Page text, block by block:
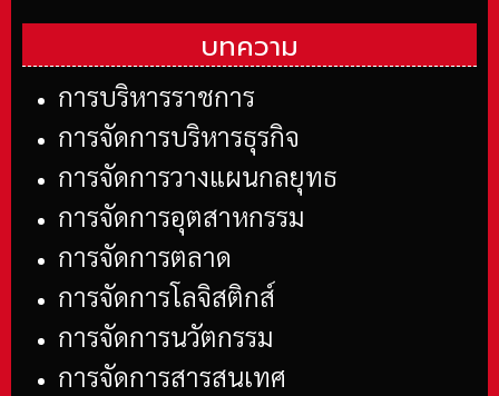
บทความ
การบริหารราชการ
การจัดการบริหารธุรกิจ
การจัดการวางแผนกลยุทธ
การจัดการอุตสาหกรรม
การจัดการตลาด
การจัดการโลจิสติกส์
การจัดการนวัตกรรม
การจัดการสารสนเทศ